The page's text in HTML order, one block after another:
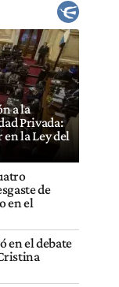
a la
Privada:
la Ley del
de
en el
en el debate